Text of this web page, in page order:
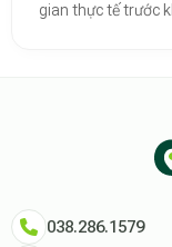
gian thực tế trước
038.286.1579